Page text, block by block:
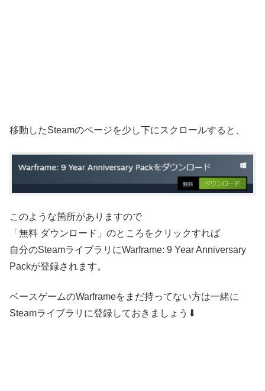
移動したSteamのページを少し下にスクロールすると、
このような箇所がありますので
「無料 ダウンロード」のところをクリックすれば
自分のSteamライブラリにWarframe: 9 Year Anniversary
Packが登録されます。
ベースゲームのWarframeをまだ持ってない方は一緒に
Steamライブラリに登録しておきましょう⬇